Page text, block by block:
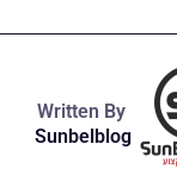
Written By
Sunbelblog